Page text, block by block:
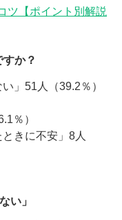
ツ【ポイント別解説
か？
」51人（39.2％）
％）
きに不安」8人
い」